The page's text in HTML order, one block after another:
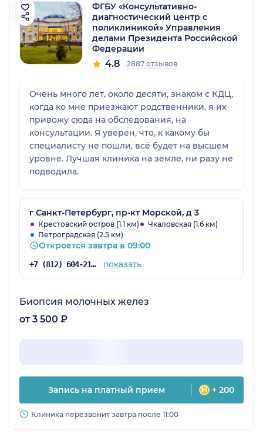
ФГБУ «Консультативно-
диагностический центр с
поликлиникой» Управления
делами Президента Российской
Федерации
4.8 2887 отзывов
Очень много лет, около десяти, знаком с КДЦ,
когда ко мне приезжают родственники, я их
привожу сюда на обследования, на
консультации. Я уверен, что, к какому бы
специалисту не пошли, всё будет на высшем
уровне. Лучшая клиника на земле, ни разу не
подводила.
г Санкт-Петербург, пр-кт Морской, д 3
Крестовский остров (1.1 км)
Чкаловская (1.6 км)
Петроградская (2.5 км)
Откроется завтра в 09:00
+7 (812) 604-21-54 показать
Биопсия молочных желез
от 3 500 ₽
Запись на платный прием + 200
Клиника перезвонит завтра после 11:00